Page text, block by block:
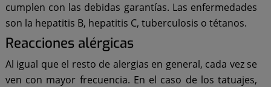
cumplen con las debidas garantías. Las enfermedades
son la hepatitis B, hepatitis C, tuberculosis o tétanos.
Reacciones alérgicas
Al igual que el resto de alergias en general, cada vez se
ven con mayor frecuencia. En el caso de los tatuajes,